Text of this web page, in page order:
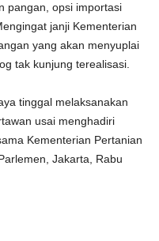
pangan, opsi importasi
janji Kementerian
yang akan menyuplai
tak kunjung terealisasi.
tinggal melaksanakan
usai menghadiri
Kementerian Pertanian
Jakarta, Rabu